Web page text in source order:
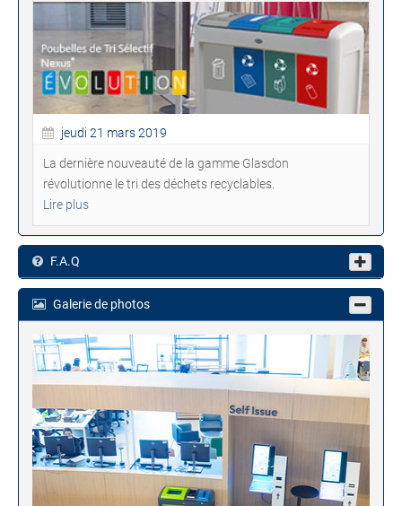
jeudi 21 mars 2019
La dernière nouveauté de la gamme Glasdon
révolutionne le tri des déchets recyclables.
Lire plus
F.A.Q
Galerie de photos